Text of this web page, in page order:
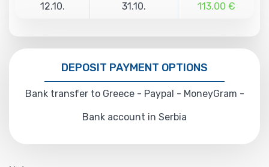
12.10. 31.10. 113.00 €
DEPOSIT PAYMENT OPTIONS
Bank transfer to Greece - Paypal - MoneyGram -
Bank account in Serbia